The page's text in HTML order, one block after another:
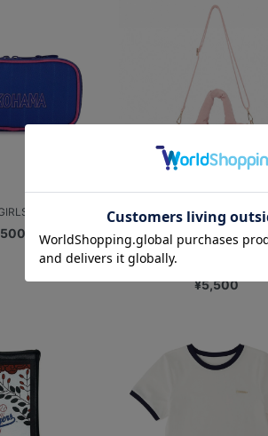
プレート付キルティングトー
¥5,500